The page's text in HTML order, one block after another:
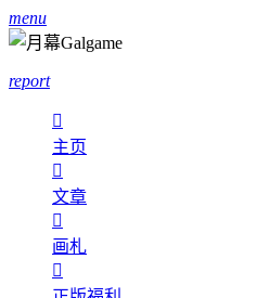
menu
report

主页

文章

画札
